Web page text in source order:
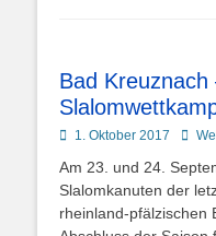
Bad
Posted
1. Oktober 2017 Autor
Am 23. und 24.
Slalomkanuten der
rheinland-pfälzischen